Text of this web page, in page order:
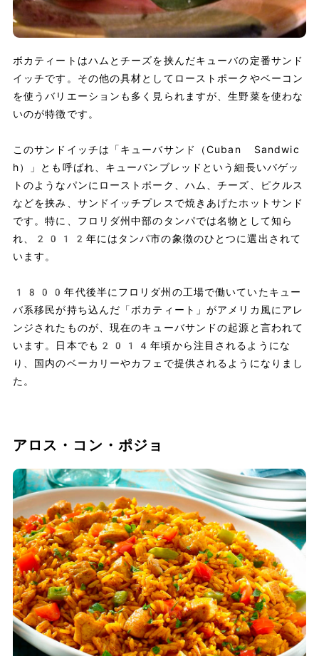
ボカティートはハムとチーズを挟んだキューバの定番サンド
イッチです。その他の具材としてローストポークやベーコン
を使うバリエーションも多く見られますが、生野菜を使わな
いのが特徴です。
このサンドイッチは「キューバサンド（Cuban Sandwic
h）」とも呼ばれ、キューバンブレッドという細長いバゲッ
トのようなパンにローストポーク、ハム、チーズ、ピクルス
などを挟み、サンドイッチプレスで焼きあげたホットサンド
です。特に、フロリダ州中部のタンパでは名物として知ら
れ、2012年にはタンパ市の象徴のひとつに選出されて
います。
1800年代後半にフロリダ州の工場で働いていたキュー
バ系移民が持ち込んだ「ボカティート」がアメリカ風にアレ
ンジされたものが、現在のキューバサンドの起源と言われて
います。日本でも2014年頃から注目されるようにな
り、国内のベーカリーやカフェで提供されるようになりまし
た。
アロス・コン・ポジョ